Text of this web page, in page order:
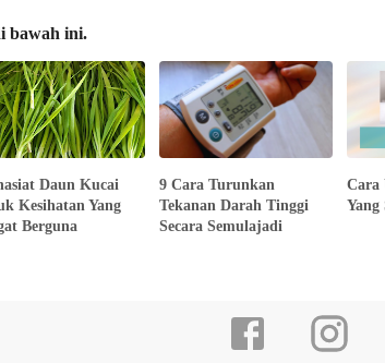
bawah ini.
Daun Kucai
Kesihatan Yang
Berguna
9 Cara Turunkan
Tekanan Darah Tinggi
Secara Semulajadi
Cara